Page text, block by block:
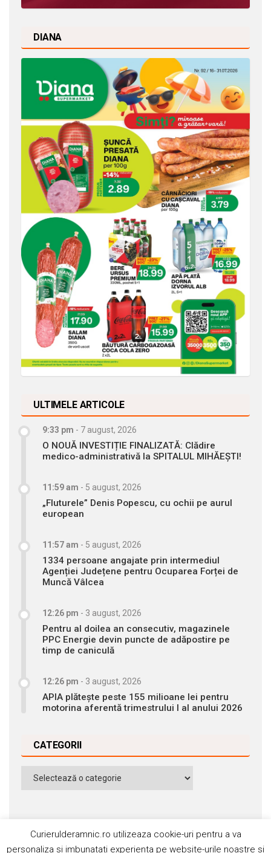
DIANA
ULTIMELE ARTICOLE
9:33 pm - 7 august, 2026
O NOUĂ INVESTIȚIE FINALIZATĂ: Clădire
medico-administrativă la SPITALUL MIHĂEȘTI!
11:59 am - 5 august, 2026
„Fluturele” Denis Popescu, cu ochii pe aurul
european
11:57 am - 5 august, 2026
1334 persoane angajate prin intermediul
Agenției Județene pentru Ocuparea Forței de
Muncă Vâlcea
12:26 pm - 3 august, 2026
Pentru al doilea an consecutiv, magazinele
PPC Energie devin puncte de adăpostire pe
timp de caniculă
12:26 pm - 3 august, 2026
APIA plătește peste 155 milioane lei pentru
motorina aferentă trimestrului I al anului 2026
CATEGORII
Categorii
Curierulderamnic.ro utilizeaza cookie-uri pentru a va
personaliza si imbunatati experienta pe website-urile noastre si